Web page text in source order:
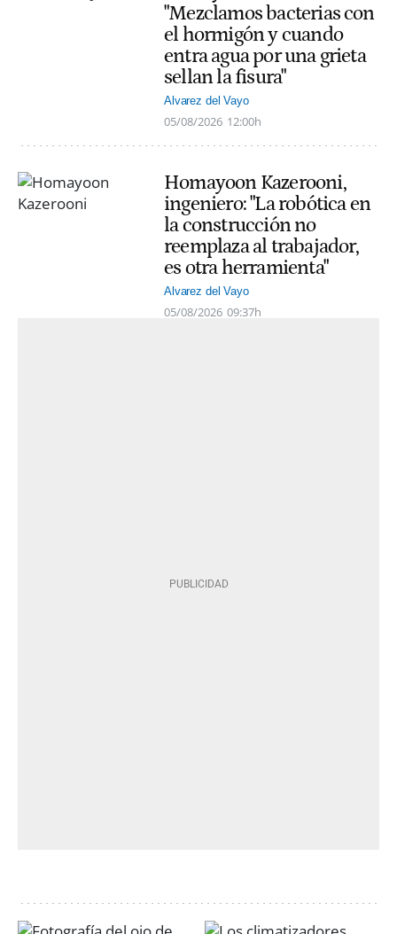
"Mezclamos bacterias con
el hormigón y cuando
entra agua por una grieta
sellan la fisura"
Alvarez del Vayo
05/08/2026 12:00h
Homayoon Kazerooni,
ingeniero: "La robótica en
la construcción no
reemplaza al trabajador,
es otra herramienta"
Alvarez del Vayo
05/08/2026 09:37h